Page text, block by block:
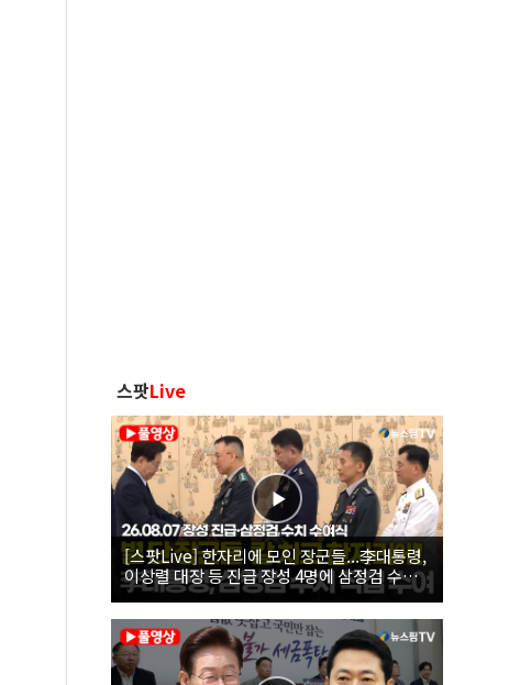
스팟Live
[스팟Live] 한자리에 모인 장군들...李대통령,
이상렬 대장 등 진급 장성 4명에 삼정검 수치
직접 수여｜26.08.07 장성 진급·삼정검 수치
수여식